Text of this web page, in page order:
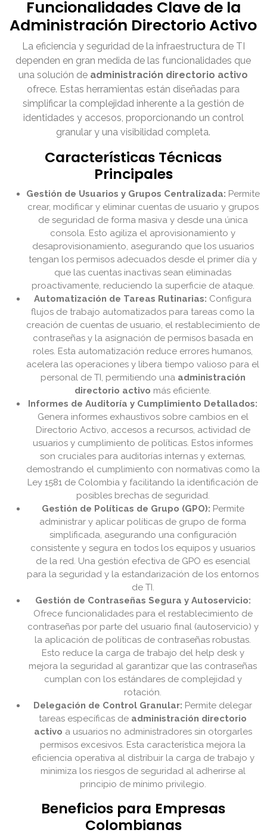
Funcionalidades Clave de la
Administración Directorio Activo
La eficiencia y seguridad de la infraestructura de TI
dependen en gran medida de las funcionalidades que
una solución de administración directorio activo
ofrece. Estas herramientas están diseñadas para
simplificar la complejidad inherente a la gestión de
identidades y accesos, proporcionando un control
granular y una visibilidad completa.
Características Técnicas
Principales
Gestión de Usuarios y Grupos Centralizada: Permite
crear, modificar y eliminar cuentas de usuario y grupos
de seguridad de forma masiva y desde una única
consola. Esto agiliza el aprovisionamiento y
desaprovisionamiento, asegurando que los usuarios
tengan los permisos adecuados desde el primer día y
que las cuentas inactivas sean eliminadas
proactivamente, reduciendo la superficie de ataque.
Automatización de Tareas Rutinarias: Configura
flujos de trabajo automatizados para tareas como la
creación de cuentas de usuario, el restablecimiento de
contraseñas y la asignación de permisos basada en
roles. Esta automatización reduce errores humanos,
acelera las operaciones y libera tiempo valioso para el
personal de TI, permitiendo una administración
directorio activo más eficiente.
Informes de Auditoría y Cumplimiento Detallados:
Genera informes exhaustivos sobre cambios en el
Directorio Activo, accesos a recursos, actividad de
usuarios y cumplimiento de políticas. Estos informes
son cruciales para auditorías internas y externas,
demostrando el cumplimiento con normativas como la
Ley 1581 de Colombia y facilitando la identificación de
posibles brechas de seguridad.
Gestión de Políticas de Grupo (GPO): Permite
administrar y aplicar políticas de grupo de forma
simplificada, asegurando una configuración
consistente y segura en todos los equipos y usuarios
de la red. Una gestión efectiva de GPO es esencial
para la seguridad y la estandarización de los entornos
de TI.
Gestión de Contraseñas Segura y Autoservicio:
Ofrece funcionalidades para el restablecimiento de
contraseñas por parte del usuario final (autoservicio) y
la aplicación de políticas de contraseñas robustas.
Esto reduce la carga de trabajo del help desk y
mejora la seguridad al garantizar que las contraseñas
cumplan con los estándares de complejidad y
rotación.
Delegación de Control Granular: Permite delegar
tareas específicas de administración directorio
activo a usuarios no administradores sin otorgarles
permisos excesivos. Esta característica mejora la
eficiencia operativa al distribuir la carga de trabajo y
minimiza los riesgos de seguridad al adherirse al
principio de mínimo privilegio.
Beneficios para Empresas
Colombianas